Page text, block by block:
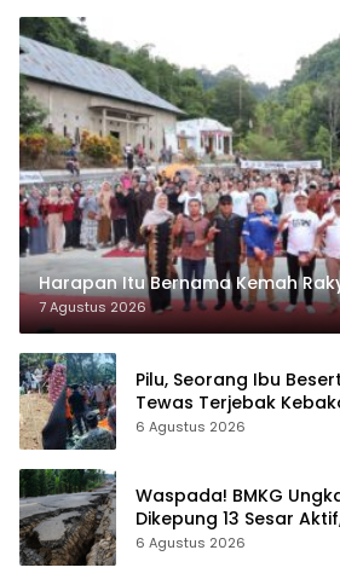
Harapan Itu Bernama Kemah
7 Agustus 2026
Pilu, Seorang Ibu
Tewas Terjebak
6 Agustus 2026
Waspada! BMKG
Dikepung 13 Sesar
Sudah Terekam
6 Agustus 2026